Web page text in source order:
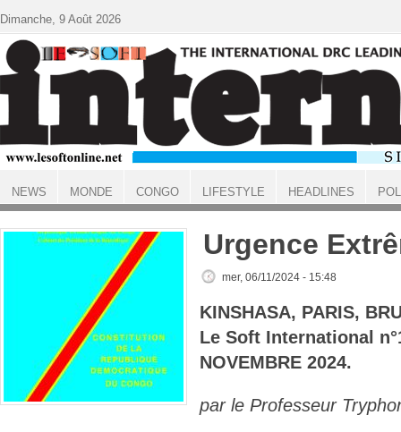
ACCUEIL
Urgence
mer, 06/11/2024 - 15:48
KINSHASA, PARIS,
Le Soft International
NOVEMBRE 2024.
par le Professeur
Dimanche, 9 Août 2026
NEWS MONDE CONGO LIFESTYLE HEADLINES